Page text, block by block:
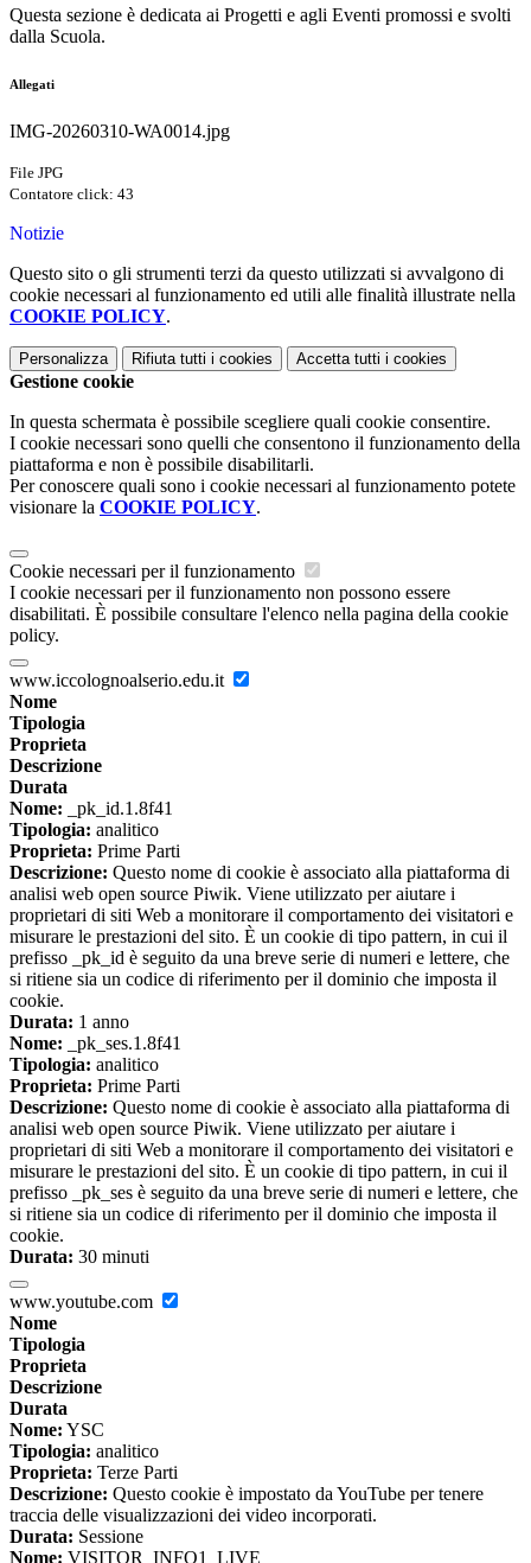
Questa sezione è dedicata ai Progetti e agli Eventi promossi e svolti
dalla Scuola.
Allegati
IMG-20260310-WA0014.jpg
File JPG
Contatore click: 43
Notizie
Questo sito o gli strumenti terzi da questo utilizzati si avvalgono di
cookie necessari al funzionamento ed utili alle finalità illustrate nella
COOKIE POLICY.
Personalizza Rifiuta tutti i cookies Accetta tutti i cookies
Gestione cookie
In questa schermata è possibile scegliere quali cookie consentire.
I cookie necessari sono quelli che consentono il funzionamento della
piattaforma e non è possibile disabilitarli.
Per conoscere quali sono i cookie necessari al funzionamento potete
visionare la COOKIE POLICY.
Cookie necessari per il funzionamento
I cookie necessari per il funzionamento non possono essere
disabilitati. È possibile consultare l'elenco nella pagina della cookie
policy.
www.iccolognoalserio.edu.it
Nome
Tipologia
Proprieta
Descrizione
Durata
Nome: _pk_id.1.8f41
Tipologia: analitico
Proprieta: Prime Parti
Descrizione: Questo nome di cookie è associato alla piattaforma di
analisi web open source Piwik. Viene utilizzato per aiutare i
proprietari di siti Web a monitorare il comportamento dei visitatori e
misurare le prestazioni del sito. È un cookie di tipo pattern, in cui il
prefisso _pk_id è seguito da una breve serie di numeri e lettere, che
si ritiene sia un codice di riferimento per il dominio che imposta il
cookie.
Durata: 1 anno
Nome: _pk_ses.1.8f41
Tipologia: analitico
Proprieta: Prime Parti
Descrizione: Questo nome di cookie è associato alla piattaforma di
analisi web open source Piwik. Viene utilizzato per aiutare i
proprietari di siti Web a monitorare il comportamento dei visitatori e
misurare le prestazioni del sito. È un cookie di tipo pattern, in cui il
prefisso _pk_ses è seguito da una breve serie di numeri e lettere, che
si ritiene sia un codice di riferimento per il dominio che imposta il
cookie.
Durata: 30 minuti
www.youtube.com
Nome
Tipologia
Proprieta
Descrizione
Durata
Nome: YSC
Tipologia: analitico
Proprieta: Terze Parti
Descrizione: Questo cookie è impostato da YouTube per tenere
traccia delle visualizzazioni dei video incorporati.
Durata: Sessione
Nome: VISITOR_INFO1_LIVE